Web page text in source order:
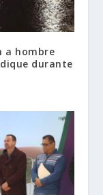
a hombre
durante